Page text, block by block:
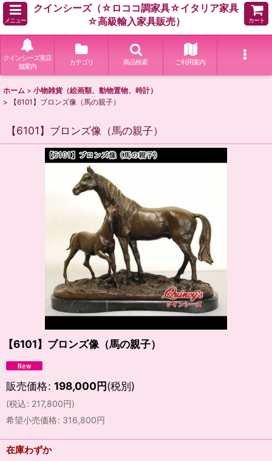
メニュー
クインシーズ（☆ロココ調家具☆イタリア家具
☆高級輸入家具販売）
カート
クインシーズ実店
舗案内
カテゴリ 商品検索 ご利用案内
ホーム > 小物雑貨（絵画類、動物置物、時計）
>
【6101】ブロンズ像（馬の親子）
【6101】ブロンズ像（馬の親子）
【6101】ブロンズ像（馬の親子）
販売価格: 198,000円(税別)
(税込: 217,800円)
希望小売価格: 316,800円
在庫わずか